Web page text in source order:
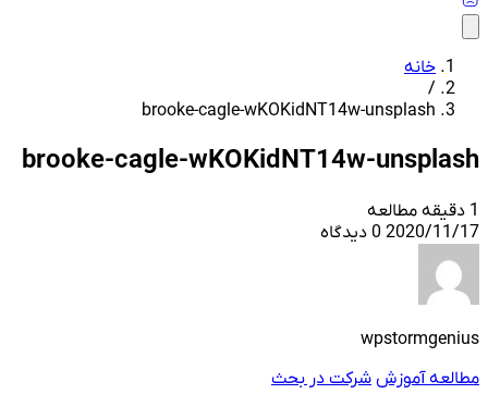
خانه
/
brooke-cagle-wKOKidNT14w-unsplash
brooke-cagle-wKOKidNT14w-unsplash
2020/11/17 0 دیدگاه
wpstormgenius
مطالعه آموزش شرکت در بحث